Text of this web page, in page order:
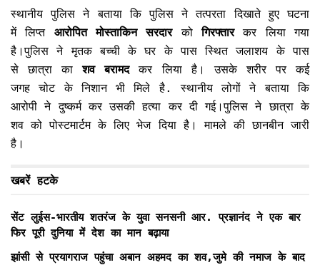
स्थानीय पुलिस ने बताया कि पुलिस ने तत्परता दिखाते हुए घटना
में लिप्त आरोपित मोस्ताकिन सरदारकोगिरफ्तारकर लिया गया
है।पुलिस ने मृतक बच्ची के घर के पास स्थित जलाशय के पास
से छात्रा का शव बरामदकर लिया है। उसके शरीर पर कई
जगह चोट के निशान भी मिले है. स्थानीय लोगों ने बताया कि
आरोपी ने दुष्कर्म कर उसकी हत्या कर दी गई।पुलिस ने छात्रा के
शव को पोस्टमार्टम के लिए भेज दिया है। मामले की छानबीन जारी
है।
खबरें हटके
सेंट लुईस-भारतीय शतरंज के युवा सनसनी आर. प्रज्ञानंद ने एक बार
फिर पूरी दुनिया में देश का मान बढ़ाया
झांसी से प्रयागराज पहुंचा अबान अहमद का शव,जुमे की नमाज के बाद